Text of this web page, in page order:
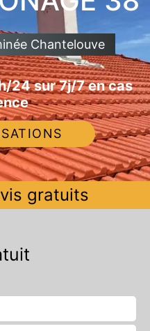
Chantelouve
24 sur 7j/7 en cas
gratuits